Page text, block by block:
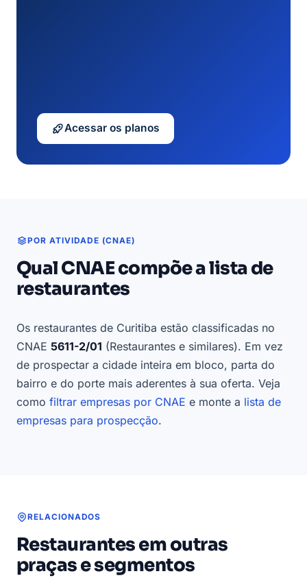
Acessar os planos
POR ATIVIDADE (CNAE)
Qual CNAE compõe a lista de
restaurantes
Os restaurantes de Curitiba estão classificadas no
CNAE 5611-2/01 (Restaurantes e similares). Em vez
de prospectar a cidade inteira em bloco, parta do
bairro e do porte mais aderentes à sua oferta. Veja
como filtrar empresas por CNAE e monte a lista de
empresas para prospecção.
RELACIONADOS
Restaurantes em outras
praças e segmentos